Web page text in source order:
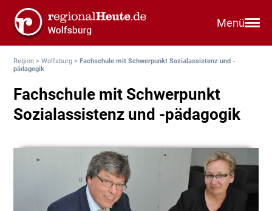
Menü
Region >Wolfsburg >Fachschule mit Schwerpunkt Sozialassistenz und -
pädagogik
Fachschule mit Schwerpunkt
Sozialassistenz und -pädagogik